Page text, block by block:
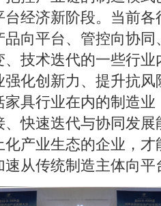
经济新阶段。当前
向平台、管控向协
技术迭代的一些行
化创新力、提升抗
具行业在内的制造
快速迭代与协同发
产业生态的企业，
从传统制造主体向